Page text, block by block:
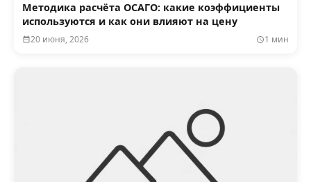
Методика расчёта ОСАГО: какие коэффициенты
используются и как они влияют на цену
20 июня, 2026 1 мин